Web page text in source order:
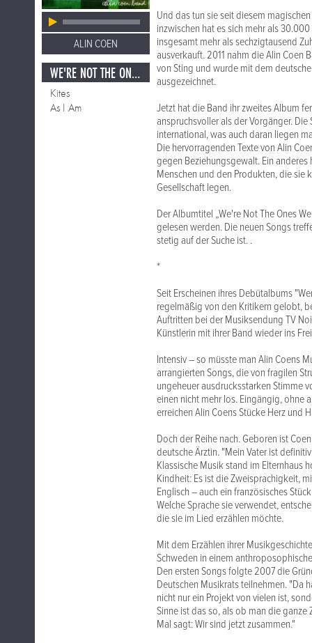
ALIN COEN
WE'RE NOT THE ONES WE THOUGHT WE WERE
Kites
As I Am
Und das tun sie seit diesem
inzwischen hat es sich mehr als
insgesamt mehr als sechzigtausend
ausverkauft. 2011 nahm die Alin Coen
von Sting und wurde mit dem
ausgezeichnet.
Jetzt hat die Band ihr zweites Album
anspruchsvoller als der Vorgänger.
international, was auch daran liegen
Die hervorragenden Texte von Alin
gegen Beziehungsgewalt. Ein
Menschen und den Produkten, die sie
Gesellschaft legen.
Der Albumtitel „We're Not The Ones
gelesen werden. Die neuen Songs
stetig auf der Suche ist. .
*
Seit Erscheinen ihres Debütalbums
regelmäßig von den Kritikern gelobt,
Auftritten bei der Musiksendung TV
Künstlerin mit ihrer Band wieder ins
Intensiv – so müsste man Alin Coens
arrangierten Songs, die von fragilen
ungeheuer ausdrucksstarken Stimme
einen nicht mehr los. Eingängig, ohne
erreichen Alin Coens Stücke Herz und
Doch der Reihe nach. Geboren ist
deutsche Ärztin. "Mein Vater ist
Klassische Musik stand im Elternhaus
Kindheit: Es ist die Zweisprachigkeit,
Englisch – auch ein französisches
Welche Sprache sie verwendet,
die sie im Lied erzählen möchte.
Mit dem Erzählen ihrer
Schweden in einem
Den ersten Songs folgte 2007 die
Deutschen Musikrats teilnehmen. "Da
nicht nur ein Projekt von vielen ist,
Sinne ist das so, als ob man die
Mal sagt: Wir sind jetzt zusammen."